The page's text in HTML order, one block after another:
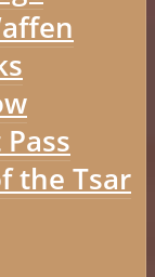
the Tsar